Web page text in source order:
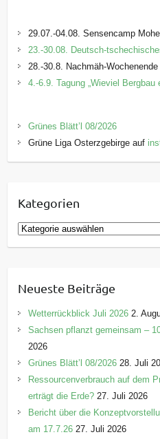
29.07.-04.08. Sensencamp
23.-30.08. Deutsch-
28.-30.8. Nachmäh-
4.-6.9. Tagung „Wieviel Bergbau
Grünes Blätt’l 08/2026
Grüne Liga Osterzgebirge auf
Kategorien
K
a
g
o
r
e
n
Neueste Beiträge
Wetterrückblick Juli 2026 2.
Sachsen pflanzt gemeinsam –
2026
Grünes Blätt’l 08/2026 28. Juli
Ressourcenverbrauch auf dem
erträgt die Erde? 27. Juli 2026
Bericht über die
am 17.7.26 27. Juli 2026